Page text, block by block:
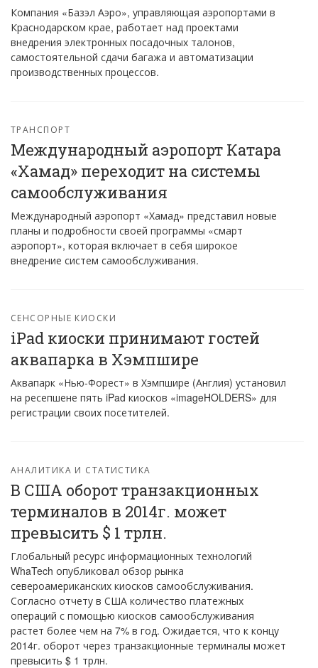
Компания «Базэл Аэро», управляющая аэропортами в
Краснодарском крае, работает над проектами
внедрения электронных посадочных талонов,
самостоятельной сдачи багажа и автоматизации
производственных процессов.
ТРАНСПОРТ
Международный аэропорт Катара
«Xамад» переходит на системы
самообслуживания
Международный аэропорт «Хамад» представил новые
планы и подробности своей программы «смарт
аэропорт», которая включает в себя широкое
внедрение систем самообслуживания.
СЕНСОРНЫЕ КИОСКИ
iPad киоски принимают гостей
аквапарка в Хэмпшире
Аквапарк «Нью-Форест» в Хэмпшире (Англия) установил
на ресепшене пять iPad киосков «imageHOLDERS» для
регистрации своих посетителей.
АНАЛИТИКА И СТАТИСТИКА
В США оборот транзакционных
терминалов в 2014г. может
превысить $ 1 трлн.
Глобальный ресурс информационных технологий
WhaTech опубликовал обзор рынка
североамериканских киосков самообслуживания.
Согласно отчету в США количество платежных
операций с помощью киосков самообслуживания
растет более чем на 7% в год. Ожидается, что к концу
2014г. оборот через транзакционные терминалы может
превысить $ 1 трлн.